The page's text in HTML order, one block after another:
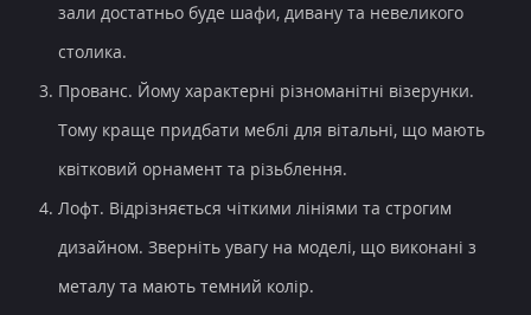
зали достатньо буде шафи, дивану та невеликого
столика.
Прованс. Йому характерні різноманітні візерунки.
Тому краще придбати меблі для вітальні, що мають
квітковий орнамент та різьблення.
Лофт. Відрізняється чіткими лініями та строгим
дизайном. Зверніть увагу на моделі, що виконані з
металу та мають темний колір.